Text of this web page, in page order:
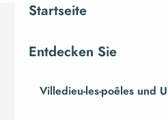
Startseite
Entdecken Sie
Villedieu-les-poêles und